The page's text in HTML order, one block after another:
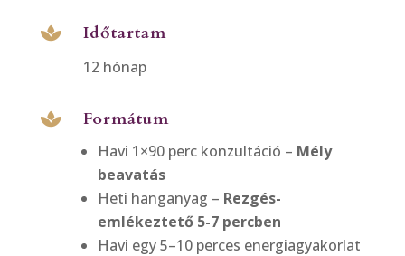
 Időtartam
12 hónap
 Formátum
Havi 1×90 perc konzultáció – Mély
beavatás
Heti hanganyag – Rezgés-
emlékeztető 5-7 percben
Havi egy 5–10 perces energiagyakorlat